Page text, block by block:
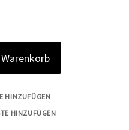
HINZUFÜGEN
HINZUFÜGEN